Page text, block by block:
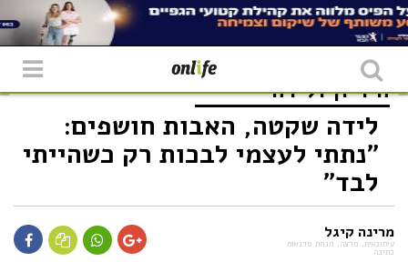
היריון ולידה
לידה שקטה, האבות חושפים:
"נתתי לעצמי לבכות רק כשהייתי
לבד"
מרינה קיגל
עיתונאית, מרצה, מנחת סדנאות
כתיבה